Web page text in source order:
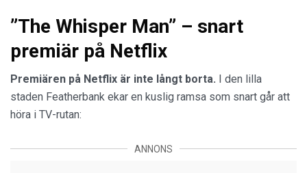
”The Whisper Man” – snart
premiär på Netflix
Premiären på Netflix är inte långt borta. I den lilla
staden Featherbank ekar en kuslig ramsa som snart går att
höra i TV-rutan:
ANNONS